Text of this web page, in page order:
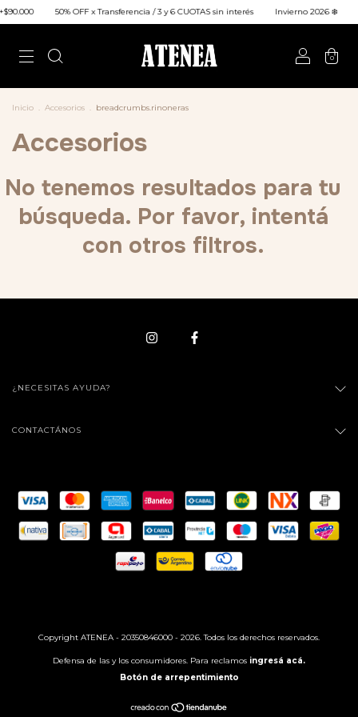
50% OFF x Transferencia / 3 y 6 CUOTAS sin interés Invierno 2026 ❄️
0
Inicio . Accesorios . breadcrumbs.rinoneras
Accesorios
No tenemos resultados para tu
búsqueda. Por favor, intentá
con otros filtros.
¿NECESITAS AYUDA?
CONTACTÁNOS
Copyright ATENEA - 20350846000 - 2026. Todos los derechos reservados.
Defensa de las y los consumidores. Para reclamos ingresá acá.
Botón de arrepentimiento